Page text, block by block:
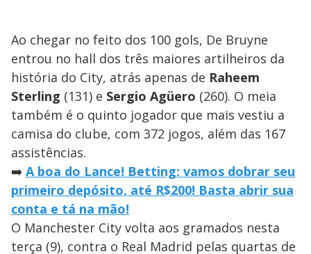
Ao chegar no feito dos 100 gols, De Bruyne
entrou no hall dos três maiores artilheiros da
história do City, atrás apenas de Raheem
Sterling (131) e Sergio Agüero (260). O meia
também é o quinto jogador que mais vestiu a
camisa do clube, com 372 jogos, além das 167
assistências.
➡️ A boa do Lance! Betting: vamos dobrar seu
primeiro depósito, até R$200! Basta abrir sua
conta e tá na mão!
O Manchester City volta aos gramados nesta
terça (9), contra o Real Madrid pelas quartas de